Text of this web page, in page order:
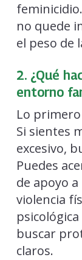
no quede
el peso de
2. ¿Qué
entorno
Lo
Si sientes
excesivo,
Puedes
de apoyo
violencia
buscar
claros.